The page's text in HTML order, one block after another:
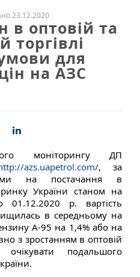
23.12.2020
в оптовій та
торгівлі
для
на АЗС
моніторингу ДП
azs.uapetrol.com/, за
на постачання в
ринку України станом на
01.12.2020 р. вартість
в середньому на
А-95 на 1,4% або на
з зростанням в оптовій
подальшого